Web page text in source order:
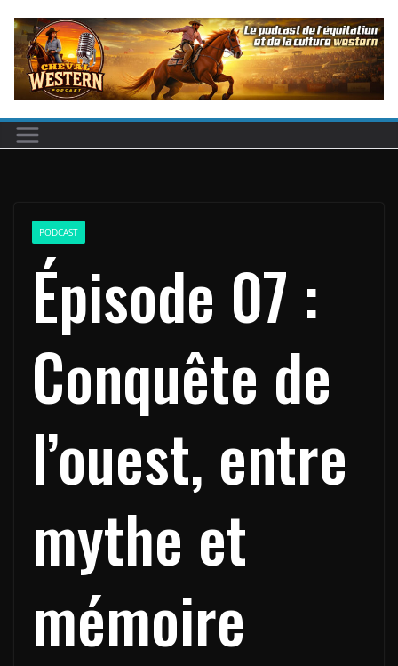
au
contenu
PODCAST
Épisode 07 :
Conquête de
l’ouest, entre
mythe et
mémoire